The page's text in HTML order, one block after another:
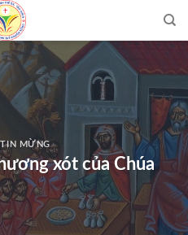
TIN MỪNG
xót của Chúa